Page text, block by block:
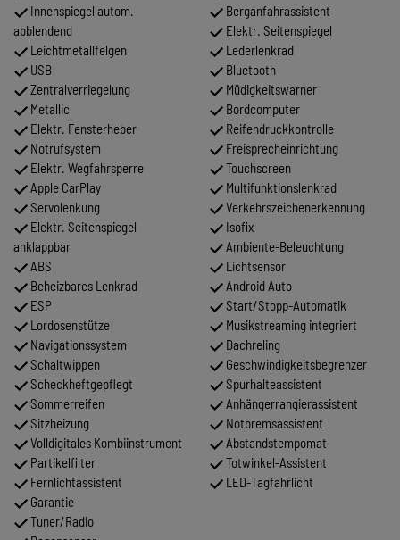
Innenspiegel autom.
abblendend
Leichtmetallfelgen
USB
Zentralverriegelung
Metallic
Elektr. Fensterheber
Notrufsystem
Elektr. Wegfahrsperre
Apple CarPlay
Servolenkung
Elektr. Seitenspiegel
anklappbar
ABS
Beheizbares Lenkrad
ESP
Lordosenstütze
Navigationssystem
Schaltwippen
Scheckheftgepflegt
Sommerreifen
Sitzheizung
Volldigitales Kombiinstrument
Partikelfilter
Fernlichtassistent
Garantie
Tuner/Radio
Berganfahrassistent
Elektr. Seitenspiegel
Lederlenkrad
Bluetooth
Müdigkeitswarner
Bordcomputer
Reifendruckkontrolle
Freisprecheinrichtung
Touchscreen
Multifunktionslenkrad
Verkehrszeichenerkennung
Isofix
Ambiente-Beleuchtung
Lichtsensor
Android Auto
Start/Stopp-Automatik
Musikstreaming integriert
Dachreling
Geschwindigkeitsbegrenzer
Spurhalteassistent
Anhängerrangierassistent
Notbremsassistent
Abstandstempomat
Totwinkel-Assistent
LED-Tagfahrlicht